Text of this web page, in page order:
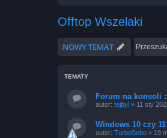
Offtop Wszelaki
NOWY TEMAT
TEMATY
Forum na konsoli
autor: tejbyl » 11 sty
Windows 10 czy
autor: TurboSebo » 19